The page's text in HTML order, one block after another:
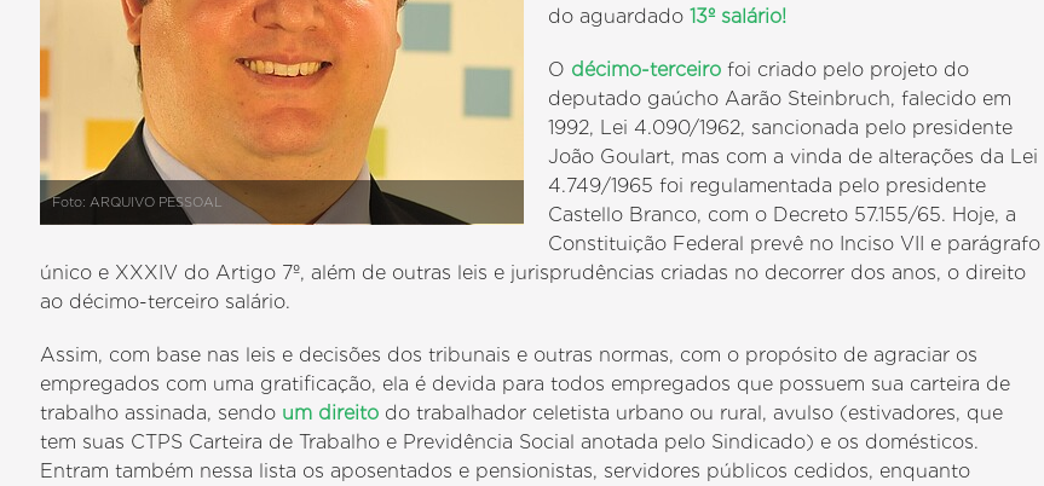
Foto: ARQUIVO PESSOAL
do aguardado13º salário!
O décimo-terceiro foi criado pelo projeto do
deputado gaúcho Aarão Steinbruch, falecido em
1992, Lei 4.090/1962, sancionada pelo presidente
João Goulart, mas com a vinda de alterações da Lei
4.749/1965 foi regulamentada pelo presidente
Castello Branco, com o Decreto 57.155/65. Hoje, a
Constituição Federal prevê no Inciso VII e parágrafo
único e XXXIV do Artigo 7º, além de outras leis e jurisprudências criadas no decorrer dos anos, o direito
ao décimo-terceiro salário.
Assim, com base nas leis e decisões dos tribunais e outras normas, com o propósito de agraciar os
empregados com uma gratificação, ela é devida para todos empregados que possuem sua carteira de
trabalho assinada, sendo um direito do trabalhador celetista urbano ou rural, avulso (estivadores, que
tem suas CTPS Carteira de Trabalho e Previdência Social anotada pelo Sindicado) e os domésticos.
Entram também nessa lista os aposentados e pensionistas, servidores públicos cedidos, enquanto